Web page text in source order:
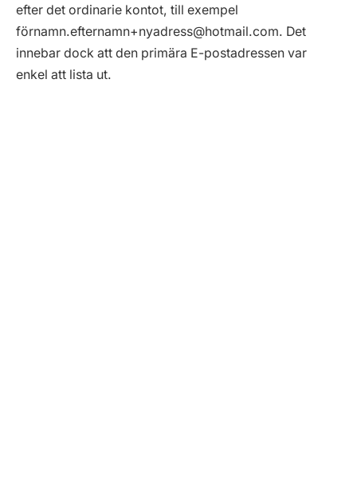
efter det ordinarie kontot, till exempel
förnamn.efternamn+nyadress@hotmail.com. Det
innebar dock att den primära E-postadressen var
enkel att lista ut.